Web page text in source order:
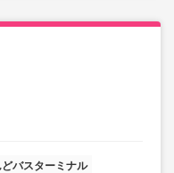
どバスターミナル